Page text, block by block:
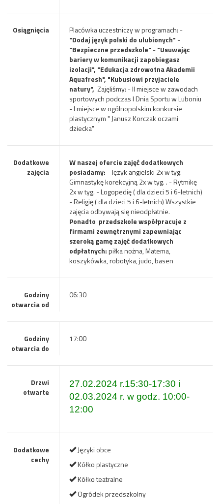
Osiągnięcia
Placówka uczestniczy w programach: -
"Dodaj język polski do ulubionych" -
"Bezpieczne przedszkole" -"Usuwając
bariery w komunikacji zapobiegasz
izolacji", "Edukacja zdrowotna Akademii
Aquafresh", "Kubusiowi przyjaciele
natury", Zajęliśmy: - II miejsce w zawodach
sportowych podczas I Dnia Sportu w Luboniu
- I miejsce w ogólnopolskim konkursie
plastycznym " Janusz Korczak oczami
dziecka"
Dodatkowe
zajęcia
W naszej ofercie zajęć dodatkowych
posiadamy: - Język angielski 2x w tyg. -
Gimnastykę korekcyjną 2x w tyg. . - Rytmikę
2x w tyg. - Logopedię ( dla dzieci 5 i 6-letnich)
- Religię ( dla dzieci 5 i 6-letnich) Wszystkie
zajęcia odbywają się nieodpłatnie.
Ponadto przedszkole współpracuje z
firmami zewnętrznymi zapewniając
szeroką gamę zajęć dodatkowych
odpłatnych:piłka nożna, Matema,
koszykówka, robotyka, judo, basen
Godziny
otwarcia od
06:30
Godziny
otwarcia do
17:00
Drzwi
otwarte
27.02.2024 r.15:30-17:30 i
02.03.2024 r. w godz. 10:00-
12:00
Dodatkowe
cechy
Języki obce
Kółko plastyczne
Kółko teatralne
Ogródek przedszkolny